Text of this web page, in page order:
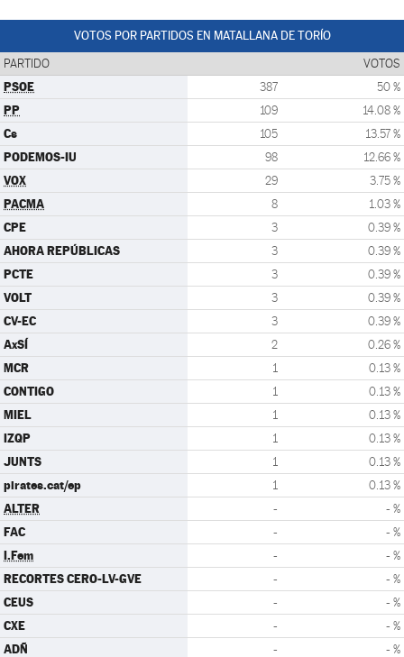
VOTOS POR PARTIDOS EN MATALLANA DE TORÍO
PARTIDO VOTOS
PSOE 387 50 %
PP 109 14.08 %
Cs 105 13.57 %
PODEMOS-IU 98 12.66 %
VOX 29 3.75 %
PACMA 8 1.03 %
CPE 3 0.39 %
AHORA REPÚBLICAS 3 0.39 %
PCTE 3 0.39 %
VOLT 3 0.39 %
CV-EC 3 0.39 %
AxSÍ 2 0.26 %
MCR 1 0.13 %
CONTIGO 1 0.13 %
MIEL 1 0.13 %
IZQP 1 0.13 %
JUNTS 1 0.13 %
pirates.cat/ep 1 0.13 %
ALTER - - %
FAC - - %
I.Fem - - %
RECORTES CERO-LV-GVE - - %
CEUS - - %
CXE - - %
ADÑ - - %